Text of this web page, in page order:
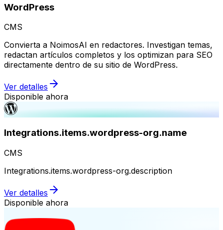
WordPress
CMS
Convierta a NoimosAI en redactores. Investigan temas,
redactan artículos completos y los optimizan para SEO
directamente dentro de su sitio de WordPress.
Ver detalles
Disponible ahora
Integrations.items.wordpress-org.name
CMS
Integrations.items.wordpress-org.description
Ver detalles
Disponible ahora